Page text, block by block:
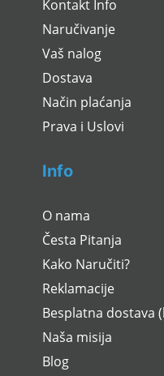
Kontakt Info
Naručivanje
Vaš nalog
Dostava
Način plaćanja
Prava i Uslovi
Info
O nama
Česta Pitanja
Kako Naručiti?
Reklamacije
Besplatna dostava
Naša misija
Blog